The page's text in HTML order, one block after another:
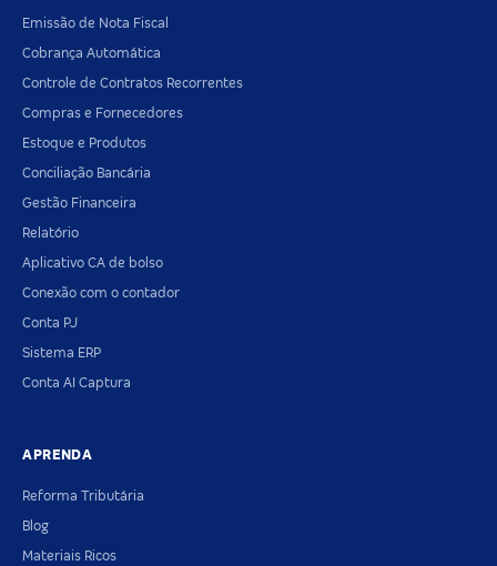
Emissão de Nota Fiscal
Cobrança Automática
Controle de Contratos Recorrentes
Compras e Fornecedores
Estoque e Produtos
Conciliação Bancária
Gestão Financeira
Relatório
Aplicativo CA de bolso
Conexão com o contador
Conta PJ
Sistema ERP
Conta AI Captura
APRENDA
Reforma Tributária
Blog
Materiais Ricos